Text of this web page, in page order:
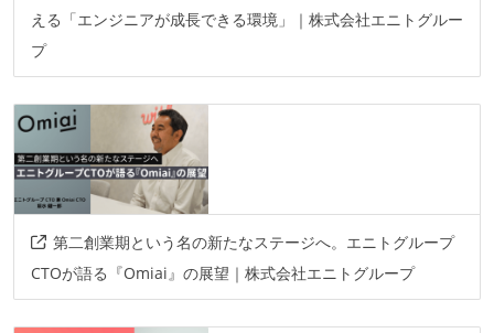
える「エンジニアが成長できる環境」｜株式会社エニトグルー
プ
第二創業期という名の新たなステージへ。エニトグループ
CTOが語る『Omiai』の展望｜株式会社エニトグループ